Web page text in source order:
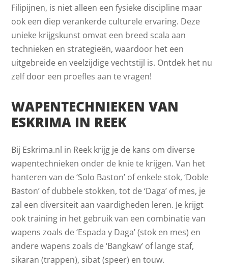
Filipijnen, is niet alleen een fysieke discipline maar
ook een diep verankerde culturele ervaring. Deze
unieke krijgskunst omvat een breed scala aan
technieken en strategieën, waardoor het een
uitgebreide en veelzijdige vechtstijl is. Ontdek het nu
zelf door een proefles aan te vragen!
WAPENTECHNIEKEN VAN
ESKRIMA IN REEK
Bij Eskrima.nl in Reek krijg je de kans om diverse
wapentechnieken onder de knie te krijgen. Van het
hanteren van de ‘Solo Baston’ of enkele stok, ‘Doble
Baston’ of dubbele stokken, tot de ‘Daga’ of mes, je
zal een diversiteit aan vaardigheden leren. Je krijgt
ook training in het gebruik van een combinatie van
wapens zoals de ‘Espada y Daga’ (stok en mes) en
andere wapens zoals de ‘Bangkaw’ of lange staf,
sikaran (trappen), sibat (speer) en touw.